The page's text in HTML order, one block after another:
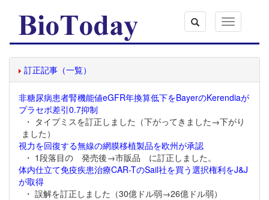
Toggle
navigation
訂正記事（一覧）
非糖尿病患者腎機能値eGFR年換算低下をBayerのKerendiaが
プラセボ差引0.7抑制
・ タイプミスを訂正しました（下がってきました→下がり
ました）
視力を回復する無線の網膜移植製品を欧州が承認
・ 1段落目の 発売後→市販品 に訂正しました。
体内仕立て免疫疾患治療CAR-TのSail社を買う選択権利をJ&J
が取得
・ 誤解を訂正しました（30億ドル弱→26億ドル弱）